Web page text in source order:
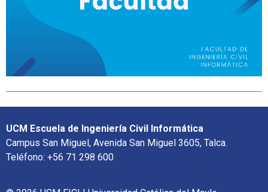
UCM Escuela de Ingeniería Civil Informática
Campus San Miguel, Avenida San Miguel 3605, Talca.
Teléfono: +56 71 298 600